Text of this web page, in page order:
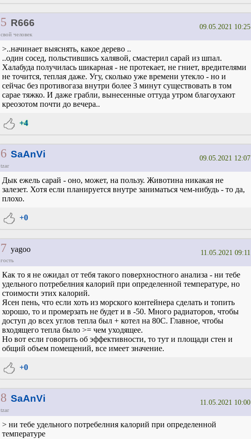
5 R666
свой человек
09.05.2021 10:25
>..начинает выяснять, какое дерево ..
..один сосед, польстившись халявой, смастерил сарай из шпал.
Халабуда получилась шикарная - не протекает, не гниет, вредителями
не точится, теплая даже. Угу, сколько уже времени утекло - но и
сейчас без противогаза внутри более 3 минут существовать в том
сарае тяжко. И даже грабли, вынесенные оттуда утром благоухают
креозотом почти до вечера..
+4
6 SaAnVi
tzar
09.05.2021 12:07
Дык ежель сарай - оно, может, на пользу. Животина никакая не
залезет. Хотя если планируется внутре заниматься чем-нибудь - то да,
плохо.
+0
7 yagoo
гость
11.05.2021 09:11
Как то я не ожидал от тебя такого поверхностного анализа - ни тебе
удельного потребелния калорий при определенной температуре, но
стоимости этих калорий.
Ясен пень, что если хоть из морского контейнера сделать и топить
хорошо, то и промерзать не будет и в -50. Много радиаторов, чтобы
доступ до всех углов тепла был + котел на 80С. Главное, чтобы
входящего тепла было >= чем уходящее.
Но вот если говорить об эффективности, то тут и площади стен и
общий объем помещений, все имеет значение.
+0
8 SaAnVi
tzar
11.05.2021 10:00
> ни тебе удельного потребелния калорий при определенной
температуре